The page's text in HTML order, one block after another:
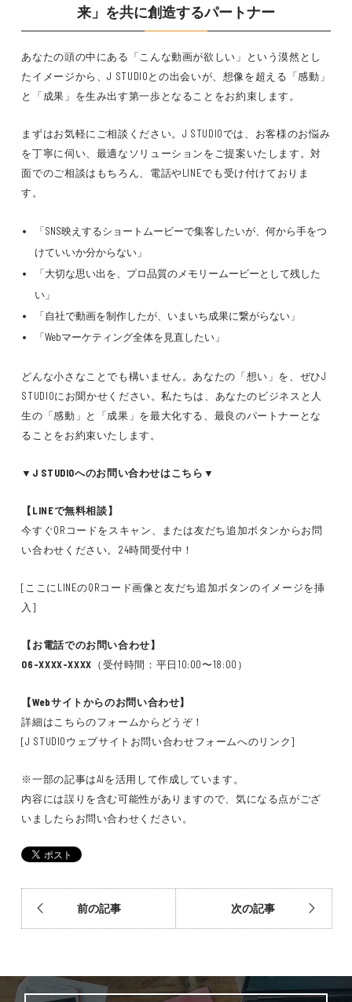
来」を共に創造するパートナー
あなたの頭の中にある「こんな動画が欲しい」という漠然とし
たイメージから、J STUDIOとの出会いが、想像を超える「感動」
と「成果」を生み出す第一歩となることをお約束します。
まずはお気軽にご相談ください。J STUDIOでは、お客様のお悩み
を丁寧に伺い、最適なソリューションをご提案いたします。対
面でのご相談はもちろん、電話やLINEでも受け付けておりま
す。
「SNS映えするショートムービーで集客したいが、何から手をつ
けていいか分からない」
「大切な思い出を、プロ品質のメモリームービーとして残した
い」
「自社で動画を制作したが、いまいち成果に繋がらない」
「Webマーケティング全体を見直したい」
どんな小さなことでも構いません。あなたの「想い」を、ぜひJ
STUDIOにお聞かせください。私たちは、あなたのビジネスと人
生の「感動」と「成果」を最大化する、最良のパートナーとな
ることをお約束いたします。
▼J STUDIOへのお問い合わせはこちら▼
【LINEで無料相談】
今すぐQRコードをスキャン、または友だち追加ボタンからお問
い合わせください。24時間受付中！
[ここにLINEのQRコード画像と友だち追加ボタンのイメージを挿
入]
【お電話でのお問い合わせ】
06-XXXX-XXXX （受付時間：平日10:00〜18:00）
【Webサイトからのお問い合わせ】
詳細はこちらのフォームからどうぞ！
[J STUDIOウェブサイトお問い合わせフォームへのリンク]
※一部の記事はAIを活用して作成しています。
内容には誤りを含む可能性がありますので、気になる点がござ
いましたらお問い合わせください。
前の記事 次の記事